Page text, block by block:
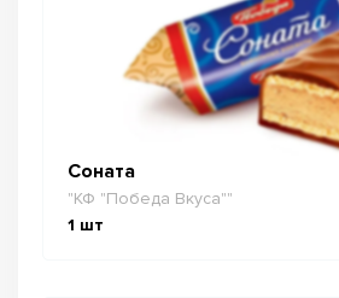
Соната
"КФ "Победа Вкуса""
1 шт